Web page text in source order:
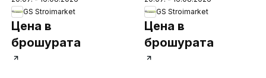
GS Stroimarket
Цена в
брошурата
GS Stroimarket
Цена в
брошурата